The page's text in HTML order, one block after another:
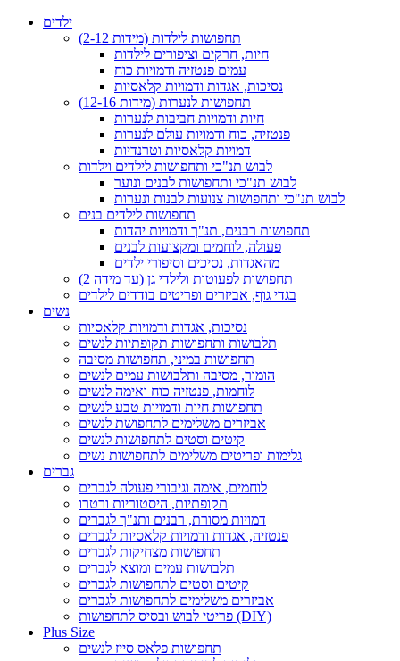
ילדים
תחפושות לילדות (מידות 2-12)
חיות, חרקים וציפורים לילדות
עמים פנטזיה ודמויות כוח
נסיכות, אגדות ודמויות קלאסיות
תחפושות לנערות (מידות 12-16)
חיות ודמויות חביבות לנערות
פנטזיה, כוח ודמויות עולם לנערות
דמויות קלאסיות וטרנדיות
לבוש תנ"כי ותחפושות לילדים וילדות
לבוש תנ"כי ותחפושות לבנים ונוער
לבוש תנ"כי ותחפושות צנועות לבנות ונערות
תחפושות לילדים בנים
תחפושות רבנים, תנ"ך ודמויות יהדות
פעולה, לוחמים ומקצועות לבנים
מהאגדות, נסיכים וסיפורי ילדים
תחפושות לפעוטות ולילדי גן (עד מידה 2)
בגדי גוף, אביזרים ופריטים בודדים לילדים
נשים
נסיכות, אגדות ודמויות קלאסיות
תלבושות ותחפושות תקופתיות לנשים
תחפושות במיני, תחפושות מסיבה
הומור, מסיבה ותלבושות עמים לנשים
לוחמות, פנטזיה כוח ואימה לנשים
תחפושות חיות ודמויות טבע לנשים
אביזרים משלימים לתחפושת לנשים
קיטים וסטים לתחפושות לנשים
גלימות ופריטים משלימים לתחפושות נשים
גברים
לוחמים, אימה וגיבורי פעולה לגברים
תקופתיות, היסטוריות ורטרו
דמויות מסורת, רבנים ותנ"ך לגברים
פנטזיה, אגדות ודמויות קלאסיות לגברים
תחפושות מצחיקות לגברים
תלבושות עמים ומוצא לגברים
קיטים וסטים לתחפושות לגברים
אביזרים משלימים לתחפושות לגברים
פריטי לבוש ובסיס לתחפושות (DIY)
Plus Size
תחפושות פלאס סייז לנשים